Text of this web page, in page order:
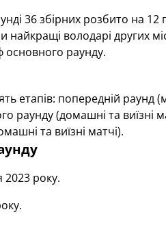
36 збірних розбито на
володарі других
основного раунду.
етапів: попередній
раунду (домашні та виїзні
та виїзні матчі).
2023 року.